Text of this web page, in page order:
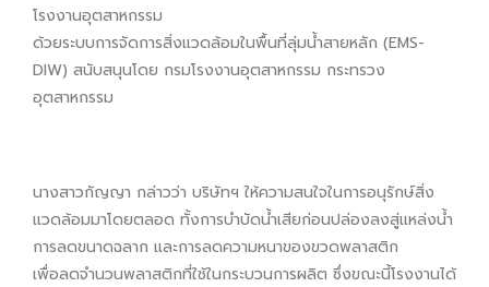
โรงงานอุตสาหกรรม
ด้วยระบบการจัดการสิ่งแวดล้อมในพื้นที่ลุ่มน้ำสายหลัก (EMS-
DIW) สนับสนุนโดย กรมโรงงานอุตสาหกรรม กระทรวง
อุตสาหกรรม
นางสาวกัญญา กล่าวว่า บริษัทฯ ให้ความสนใจในการอนุรักษ์สิ่ง
แวดล้อมมาโดยตลอด ทั้งการบำบัดน้ำเสียก่อนปล่องลงสู่แหล่งน้ำ
การลดขนาดฉลาก และการลดความหนาของขวดพลาสติก
เพื่อลดจำนวนพลาสติกที่ใช้ในกระบวนการผลิต ซึ่งขณะนี้โรงงานได้